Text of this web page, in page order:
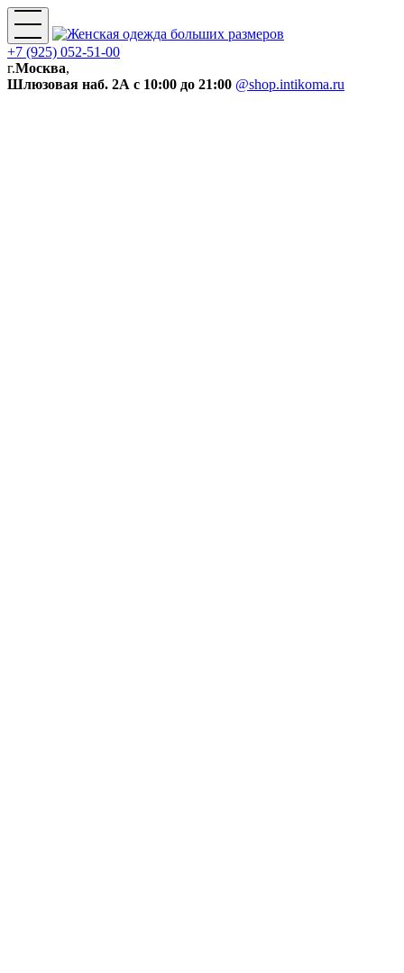
+7 (925) 052-51-00
г.Москва,
Шлюзовая наб. 2А с 10:00 до 21:00 @shop.intikoma.ru